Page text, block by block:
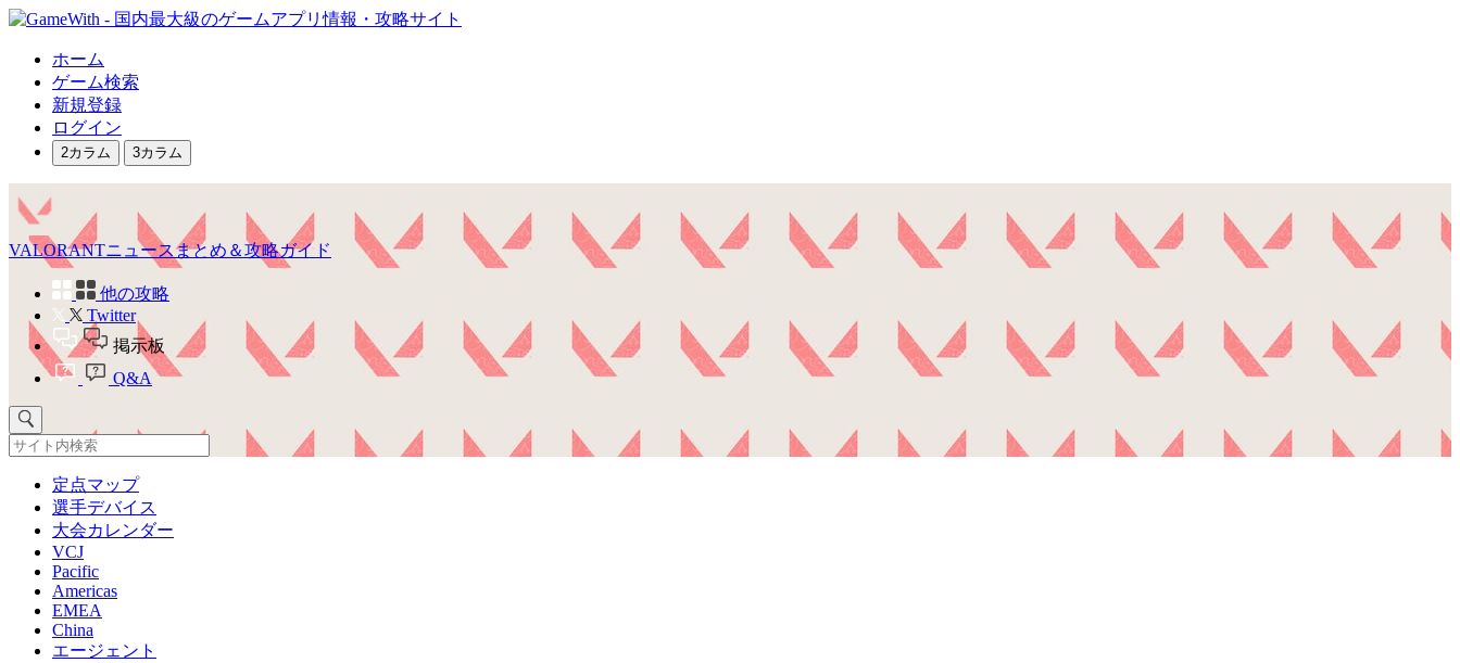
ホーム
ゲーム検索
新規登録
ログイン
2カラム 3カラム
VALORANTニュースまとめ＆攻略ガイド
他の攻略
Twitter
掲示板
Q&A
定点マップ
選手デバイス
大会カレンダー
VCJ
Pacific
Americas
EMEA
China
エージェント